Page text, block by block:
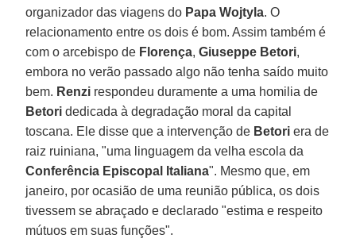
organizador das viagens do Papa Wojtyla. O
relacionamento entre os dois é bom. Assim também é
com o arcebispo de Florença,Giuseppe Betori,
embora no verão passado algo não tenha saído muito
bem. Renzi respondeu duramente a uma homilia de
Betori dedicada à degradação moral da capital
toscana. Ele disse que a intervenção de Betori era de
raiz ruiniana, "uma linguagem da velha escola da
Conferência Episcopal Italiana". Mesmo que, em
janeiro, por ocasião de uma reunião pública, os dois
tivessem se abraçado e declarado "estima e respeito
mútuos em suas funções".